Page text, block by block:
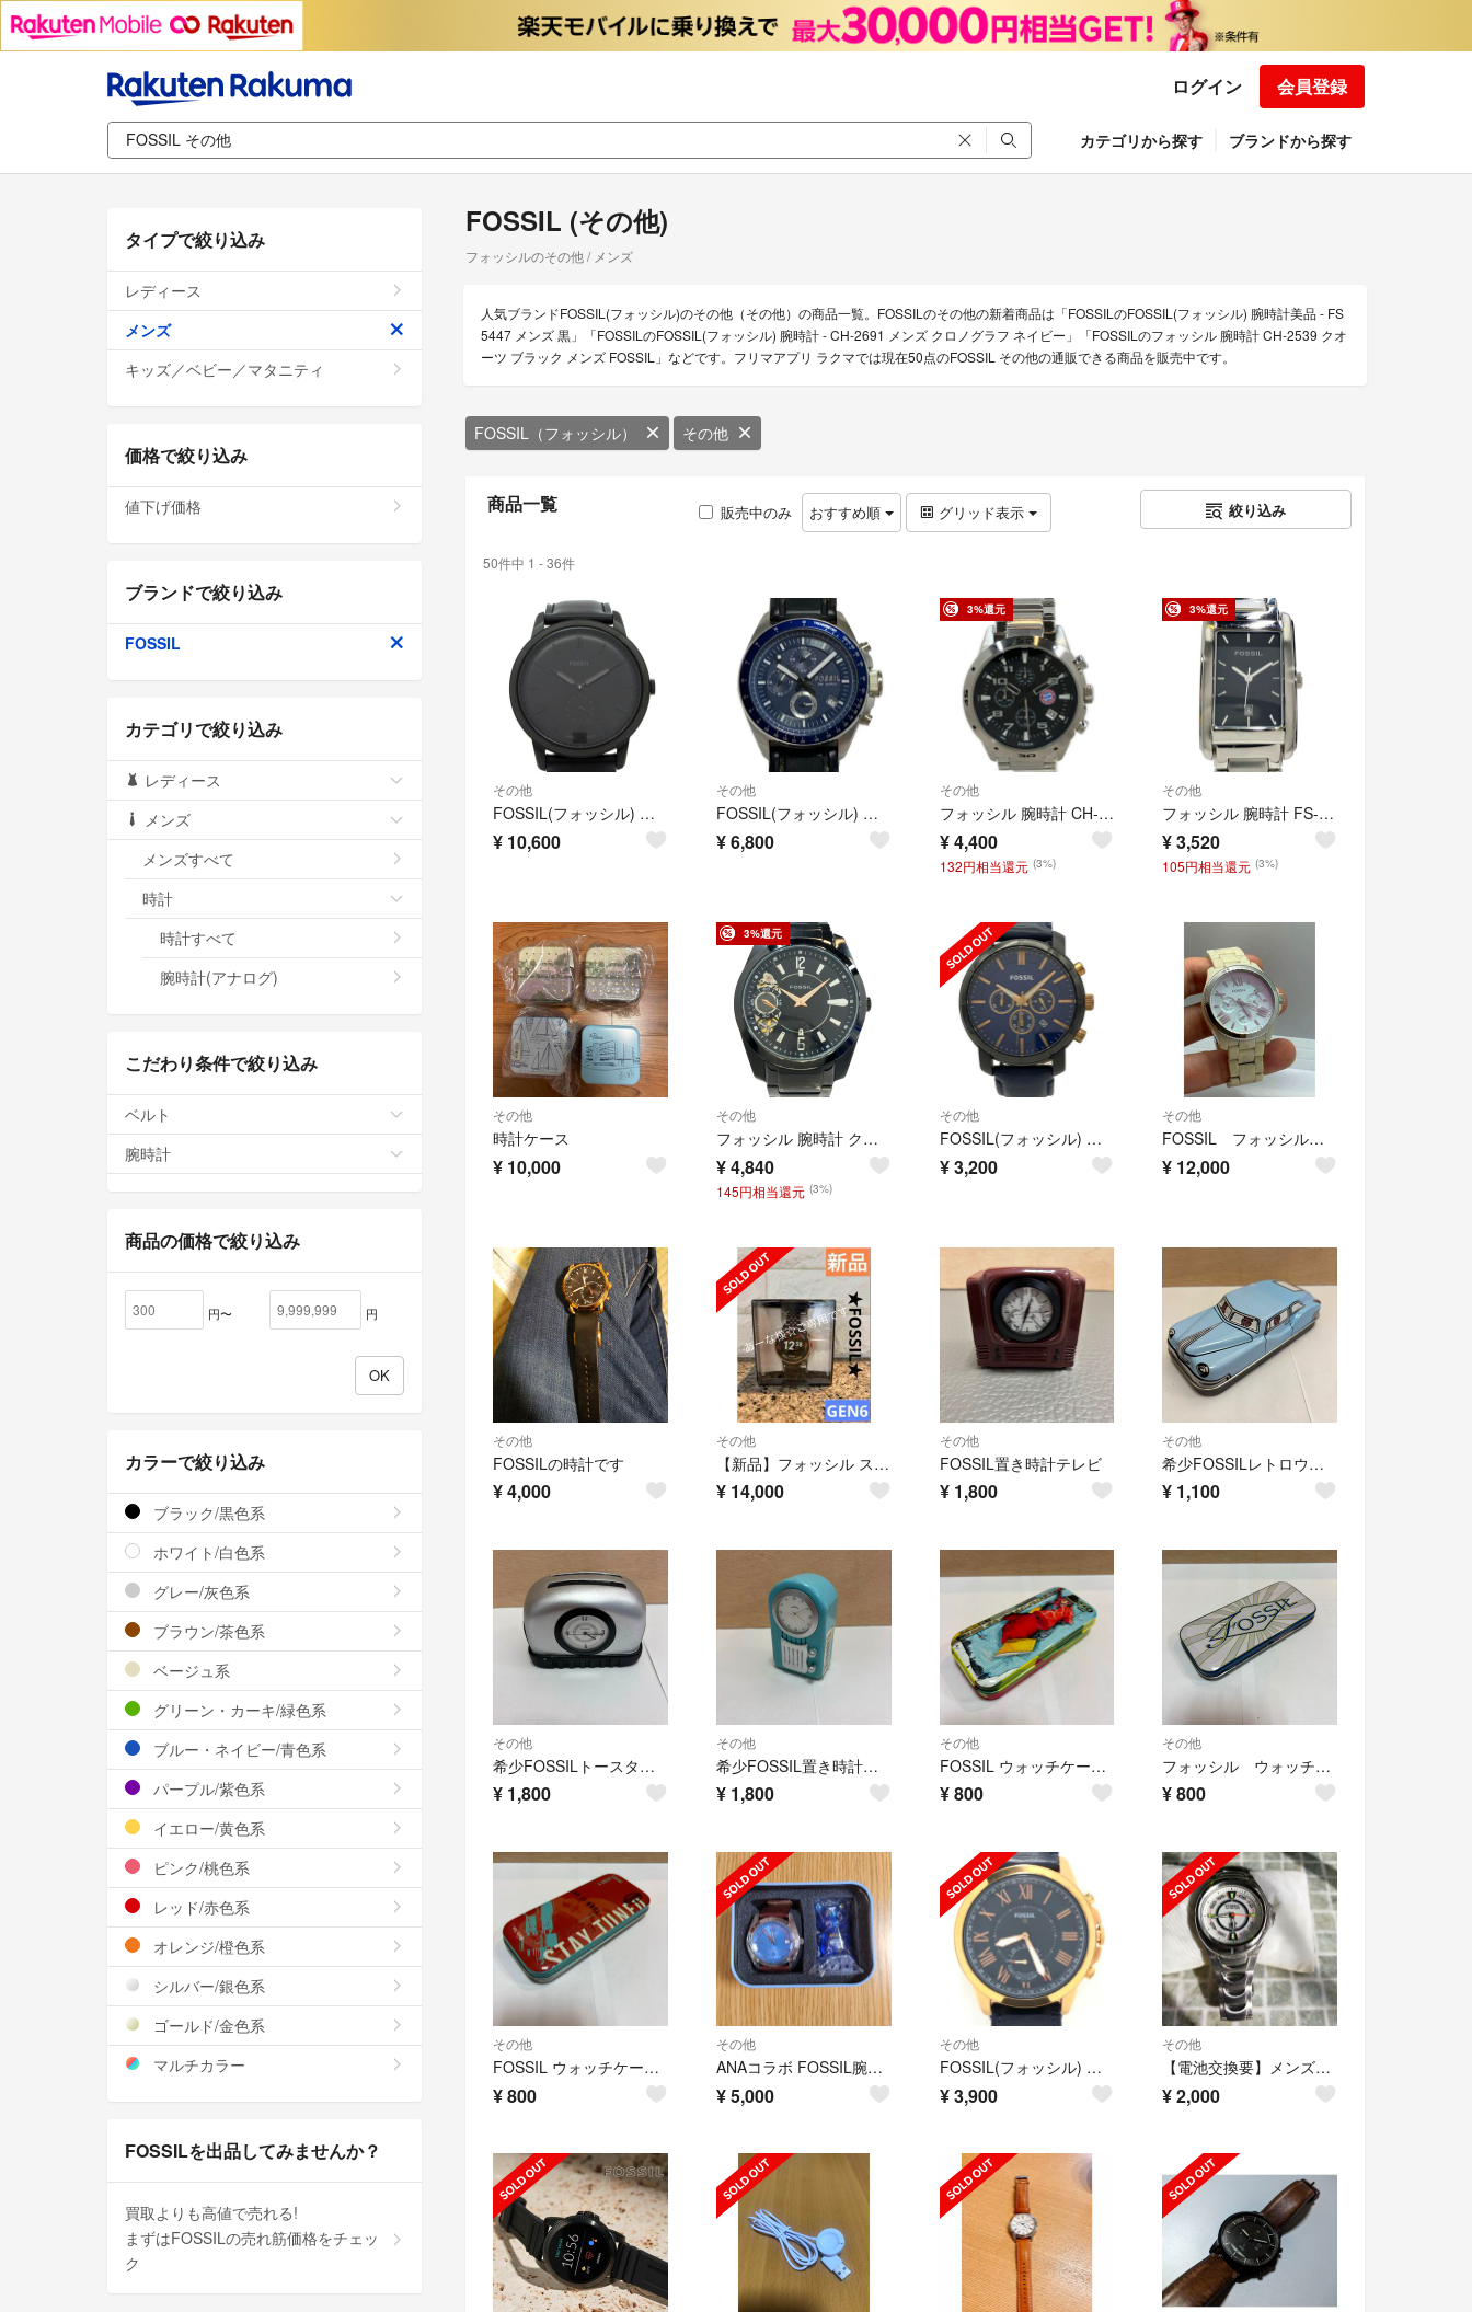
ログイン 会員登録
カテゴリから探す ブランドから探す
FOSSIL (その他)
フォッシルのその他 / メンズ
人気ブランドFOSSIL(フォッシル)のその他（その他）の商品一覧。FOSSILのその他の新着商品は「FOSSILのFOSSIL(フォッシル) 腕時計美品 - FS
5447 メンズ 黒」「FOSSILのFOSSIL(フォッシル) 腕時計 - CH-2691 メンズ クロノグラフ ネイビー」「FOSSILのフォッシル 腕時計 CH-2539 クオ
ーツ ブラック メンズ FOSSIL」などです。フリマアプリ ラクマでは現在50点のFOSSIL その他の通販できる商品を販売中です。
FOSSIL（フォッシル） その他
商品一覧 販売中のみ おすすめ順 グリッド表示 絞り込み
50件中 1 - 36件
その他
FOSSIL(フォッシル) 腕時計美品 - FS5447 メンズ 黒
¥ 10,600
その他
FOSSIL(フォッシル) 腕時計 - CH-2691 メンズ クロノグラフ ネイビー
¥6,800
3%還元
その他
フォッシル 腕時計 CH-2539 クオーツ ブラック メンズ FOSSIL
¥4,400
132円相当還元 (3%)
3%還元
その他
フォッシル 腕時計 FS-2965 クオーツ ブラック メンズ FOSSIL
¥3,520
105円相当還元 (3%)
その他
時計ケース
¥ 10,000
3%還元
その他
フォッシル 腕時計 クオーツ 自動巻き ブラック メンズ FOSSIL
¥4,840
145円相当還元 (3%)
その他
FOSSIL(フォッシル) 腕時計 - BQ2007 メンズ クロノグラフ ネイビー
¥3,200
その他
FOSSIL フォッシル 腕時計 ティファニーブルー文字盤
¥ 12,000
その他
FOSSILの時計です
¥4,000
その他
【新品】フォッシル スマートウォッチ ジェネレーション6 FTW6078
¥ 14,000
その他
FOSSIL置き時計テレビ
¥ 1,800
その他
希少FOSSILレトロウォッチケース
¥ 1,100
その他
希少FOSSILトースター型置き時計 レトロ
¥ 1,800
その他
希少FOSSIL置き時計レトロ
¥ 1,800
その他
FOSSIL ウォッチケース レトロ
¥800
その他
フォッシル ウォッチケースレトロ
¥800
その他
FOSSIL ウォッチケースレトロ
¥800
その他
ANAコラボ FOSSIL腕時計＋ベアブリック
¥5,000
その他
FOSSIL(フォッシル) 腕時計 - FTW1155 メンズ 黒
¥3,900
その他
【電池交換要】メンズ時計 fossil blue
¥2,000
タイプで絞り込み
レディース
メンズ
キッズ／ベビー／マタニティ
価格で絞り込み
値下げ価格
ブランドで絞り込み
FOSSIL
カテゴリで絞り込み
レディース
メンズ
メンズすべて
時計
時計すべて
腕時計(アナログ)
こだわり条件で絞り込み
ベルト
腕時計
商品の価格で絞り込み
円〜 円
カラーで絞り込み
ブラック/黒色系
ホワイト/白色系
グレー/灰色系
ブラウン/茶色系
ベージュ系
グリーン・カーキ/緑色系
ブルー・ネイビー/青色系
パープル/紫色系
イエロー/黄色系
ピンク/桃色系
レッド/赤色系
オレンジ/橙色系
シルバー/銀色系
ゴールド/金色系
マルチカラー
FOSSILを出品してみませんか？
買取よりも高値で売れる!
まずはFOSSILの売れ筋価格をチェッ
ク